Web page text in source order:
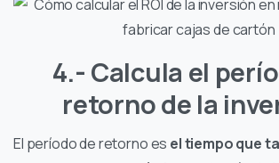
4.- Calcula el
retorno de la
El período de retorno es el tiempo que